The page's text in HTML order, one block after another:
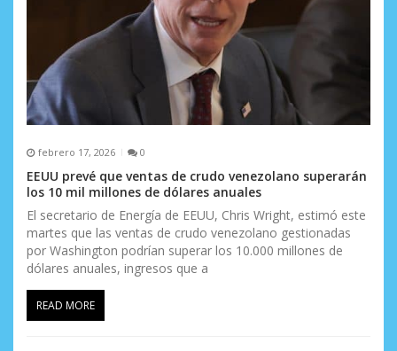
febrero 17, 2026 0
EEUU prevé que ventas de crudo venezolano superarán
los 10 mil millones de dólares anuales
El secretario de Energía de EEUU, Chris Wright, estimó este
martes que las ventas de crudo venezolano gestionadas
por Washington podrían superar los 10.000 millones de
dólares anuales, ingresos que a
READ MORE